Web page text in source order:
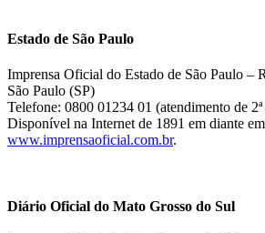
Estado de São Paulo
Imprensa Oficial do Estado de São Paulo –
São Paulo (SP)
Telefone: 0800 01234 01 (atendimento de 2ª
Disponível na Internet de 1891 em diante em
www.imprensaoficial.com.br.
Diário Oficial do Mato Grosso do Sul